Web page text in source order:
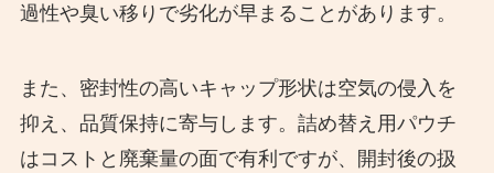
過性や臭い移りで劣化が早まることがあります。
また、密封性の高いキャップ形状は空気の侵入を
抑え、品質保持に寄与します。詰め替え用パウチ
はコストと廃棄量の面で有利ですが、開封後の扱